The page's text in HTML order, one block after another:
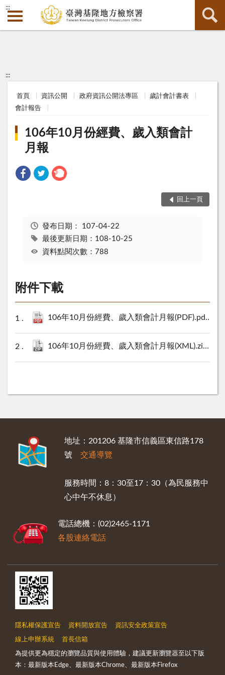
:::
:::
首頁 資訊公開 政府資訊公開法專區
歲計會計書表
會計報告
106年10月份經費、歲入類會計
月報
回上一頁
發布日期： 107-04-22
最後更新日期：108-10-25
資料點閱次數：788
附件下載
106年10月份經費、歲入類會計月報(PDF).pdf
106年10月份經費、歲入類會計月報(XML).zip
地址：201206 基隆市信義區東信路178
號 交通導覽
服務時間：8：30至17：30（為民服務中
心中午不休息）
電話總機：(02)2465-1171
各股連絡電話
隱私權保護宣告 資料開放宣告 資訊安全政策宣告
線上申辦系統 首長信箱
為提供更為穩定的瀏覽品質與使用體驗，建議更新瀏覽器至以下版
本：最新版本Edge、最新版本Chrome、最新版本Firefox